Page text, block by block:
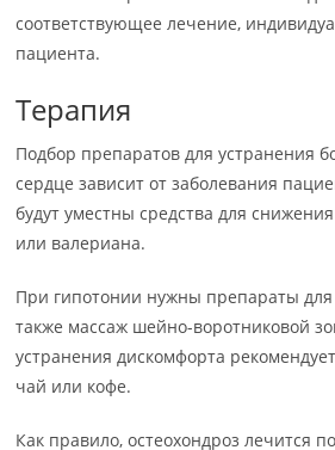
соответствующее лечение,
пациента.
Терапия
Подбор препаратов для устранения
сердце зависит от заболевания
будут уместны средства для
или валериана.
При гипотонии нужны препараты
также массаж шейно-воротниковой
устранения дискомфорта
чай или кофе.
Как правило, остеохондроз лечится